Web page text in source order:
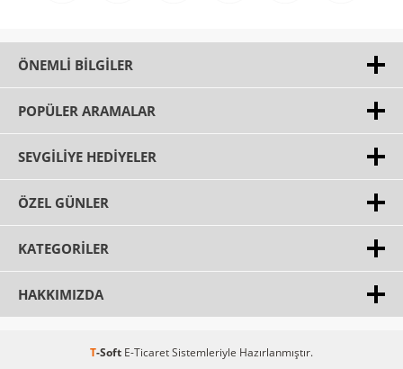
ÖNEMLI BILGILER
POPÜLER ARAMALAR
SEVGILIYE HEDIYELER
ÖZEL GÜNLER
KATEGORILER
HAKKIMIZDA
T-Soft E-TicaretSistemleriyle Hazırlanmıştır.